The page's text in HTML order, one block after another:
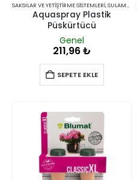
SAKSILAR VE YETIŞTIRME SISTEMLERI,SULAMA SISTEMLERI
Aquaspray Plastik
Püskürtücü
Genel
211,96₺
SEPETE EKLE